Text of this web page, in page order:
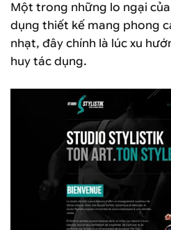
Một trong những lo ngại
dụng thiết kế mang phong
nhạt, đây chính là lúc xu
huy tác dụng.